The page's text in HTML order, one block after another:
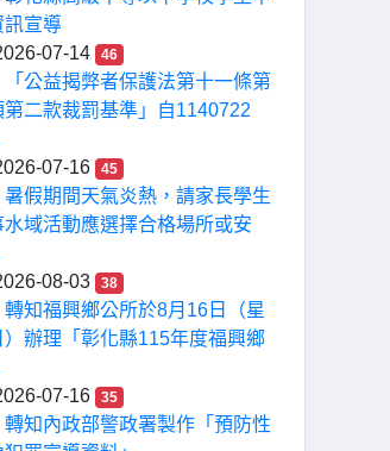
訊宣導
07-14
46
「公益揭弊者保護法第十一條第
第二款裁罰基準」自1140722
07-16
45
暑假期間天氣炎熱，請家長學生
水域活動應選擇合格場所或安
08-03
38
轉知福興鄉公所於8月16日（星
）辦理「彰化縣115年度福興鄉
07-16
35
轉知內政部警政署製作「預防性